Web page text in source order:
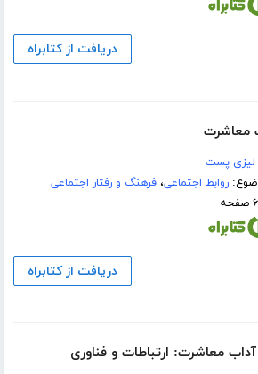
دریافت از کتابراه
معاشرت
لیزی پست
روابط اجتماعی،فرهنگ و رفتار اجتماعی
دریافت از کتابراه
معاشرت: ارتباطات و فناوری